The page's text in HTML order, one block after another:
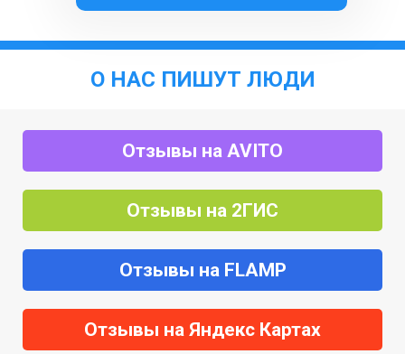
О НАС ПИШУТ ЛЮДИ
Отзывы на AVITO
Отзывы на 2ГИС
Отзывы на FLAMP
Отзывы на Яндекс Картах